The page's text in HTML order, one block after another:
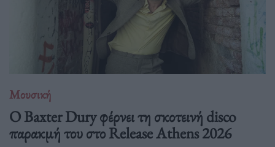
Μουσική
Ο Baxter Dury φέρνει τη σκοτεινή disco
παρακμή του στο Release Athens 2026